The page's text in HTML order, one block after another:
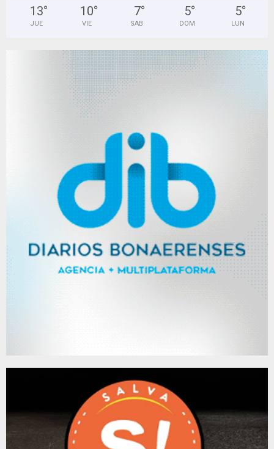
13°
JUE
10°
VIE
7°
SAB
5°
DOM
5°
LUN